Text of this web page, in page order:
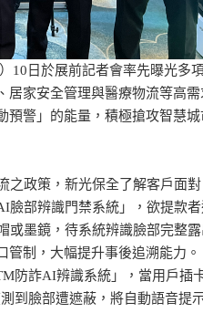
10日於展前記者會率先曝光多
居家安全管理與醫療物流等高需
預警」的能量，積極搶攻智慧城
之政策，新光保全了解客戶面
臉部辨識門禁系統」，欲提款者
或墨鏡，待系統辨識臉部完整
管制，大幅提升事後追溯能力。
防詐AI辨識系統」，當用戶插
到臉部遭遮蔽，將自動語音提示